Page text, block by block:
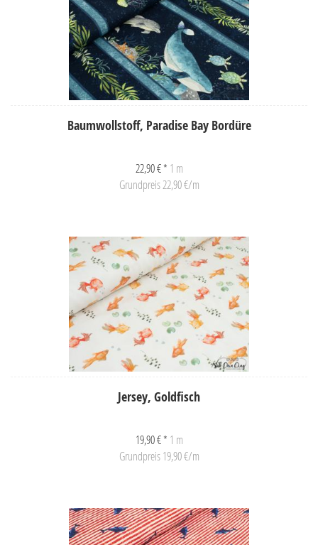
Baumwollstoff, Paradise Bay Bordüre
22,90 € * 1 m
Grundpreis 22,90 €/m
Jersey, Goldfisch
19,90 € * 1 m
Grundpreis 19,90 €/m